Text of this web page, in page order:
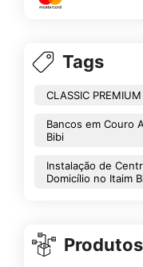
Tags
CLASSIC PREMIUM
Bancos em Couro
Bibi
Instalação de
Domicílio no Itaim
Produtos